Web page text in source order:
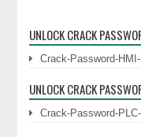
UNLOCK CRACK
Crack-Password-
UNLOCK CRACK
Crack-Password-